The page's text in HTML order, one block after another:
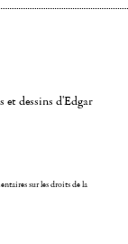
et dessins d'Edgar
sur les droits de la